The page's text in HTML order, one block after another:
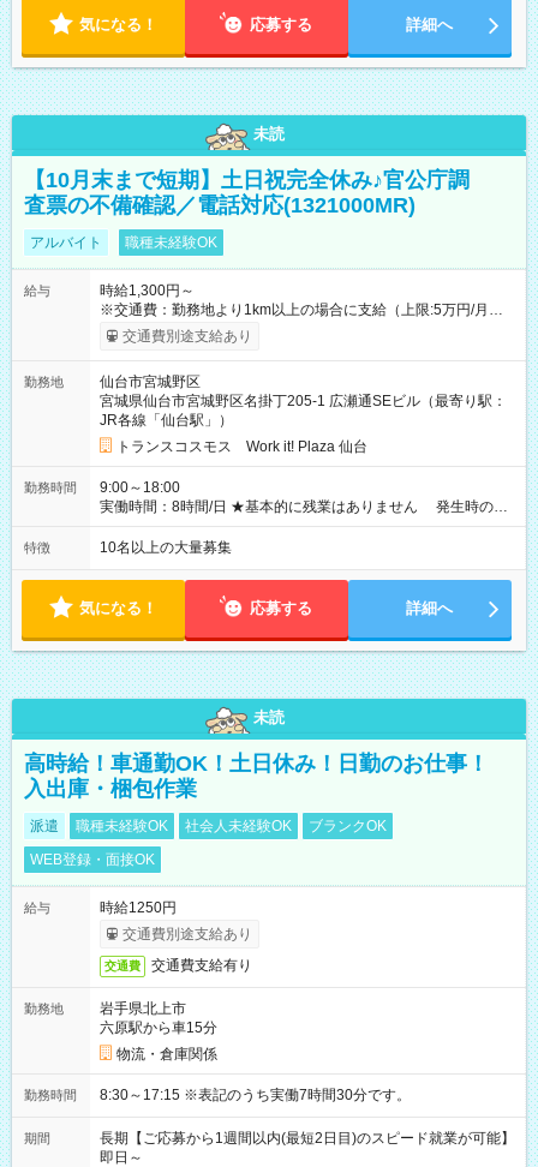
気になる！ 応募する 詳細へ
未読
【10月末まで短期】土日祝完全休み♪官公庁調
査票の不備確認／電話対応(1321000MR)
アルバイト 職種未経験OK
給与
時給1,300円～
※交通費：勤務地より1km以上の場合に支給（上限:5万円/月・
2,500円/日） ※残業代：残業発生時は1分単位で支給 ※研修中の
給与変動なし ＜ 収入例 ＞ ■週5日勤務の場合… 月収22万8,800
4日勤務の場合… 月収16万6,400円以上可能 ※交通費別途支給
（時給1,300円×8時間×16日） 【試用期間】試用期間なし
交通費別途支給あり
勤務地
仙台市宮城野区
宮城県仙台市宮城野区名掛丁205-1 広瀬通SEビル（最寄り駅：
JR各線「仙台駅」）
トランスコスモス Work it! Plaza 仙台
勤務時間
9:00～18:00
実働時間：8時間/日 ★基本的に残業はありません 発生時の残
業代は1分単位で支給いたします
特徴 10名以上の大量募集
気になる！ 応募する 詳細へ
未読
高時給！車通勤OK！土日休み！日勤のお仕事！
入出庫・梱包作業
派遣 職種未経験OK 社会人未経験OK
ブランクOK
WEB登録・面接OK
給与
時給1250円
交通費別途支給あり
交通費 交通費支給有り
勤務地
岩手県北上市
六原駅から車15分
物流・倉庫関係
勤務時間 8:30～17:15 ※表記のうち実働7時間30分です。
期間
長期【ご応募から1週間以内(最短2日目)のスピード就業が可能】
即日～